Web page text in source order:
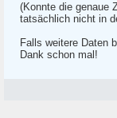
(Konnte die genaue
tatsächlich nicht in
Falls weitere Daten
Dank schon mal!